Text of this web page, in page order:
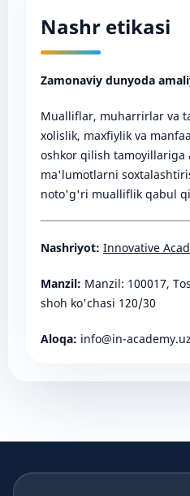
Nashr etikasi
Zamonaviy dunyoda
Mualliflar, muharrirlar va
xolislik, maxfiylik va
oshkor qilish tamoyillariga
ma'lumotlarni
noto'g'ri mualliflik qabul
Nashriyot: Innovative
Manzil: Manzil: 100017,
shoh ko'chasi 120/30
Aloqa: info@in-academy.uz